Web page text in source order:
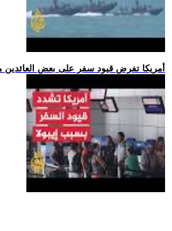
.. أمريكا تفرض قيود سفر على بعض العائدين